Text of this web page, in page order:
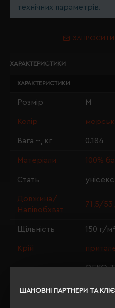
ШАНОВНІ ПАРТНЕРИ ТА
технічних параметрів.
ЗАПРОСИТИ
ХАРАКТЕРИСТИКИ
ХАРАКТЕРИСТИКИ
Розмір M
Колір
Вага ~, кг 0.184
Матеріали 100%
Стать унісекс
Довжина/
Напівобхват
71,5/
Щільність 150 г/м²
Крій
OEKO-